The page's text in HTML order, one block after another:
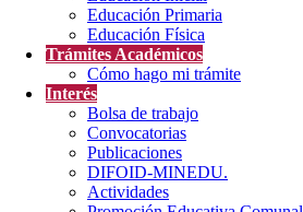
Educación Primaria
Educación Física
Trámites Académicos
Cómo hago mi trámite
Interés
Bolsa de trabajo
Convocatorias
Publicaciones
DIFOID-MINEDU.
Actividades